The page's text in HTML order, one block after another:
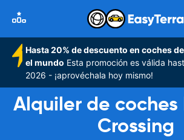
Hasta 20% de descuento en coches
el mundo Esta promoción es válida
2026 - ¡aprovéchala hoy mismo!
Alquiler de coches
Crossing